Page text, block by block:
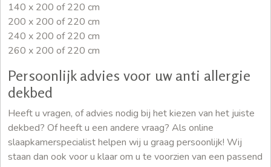
140 x 200 of 220 cm
200 x 200 of 220 cm
240 x 200 of 220 cm
260 x 200 of 220 cm
Persoonlijk advies voor uw anti allergie
dekbed
Heeft u vragen, of advies nodig bij het kiezen van het juiste
dekbed? Of heeft u een andere vraag? Als online
slaapkamerspecialist helpen wij u graag persoonlijk! Wij
staan dan ook voor u klaar om u te voorzien van een passend